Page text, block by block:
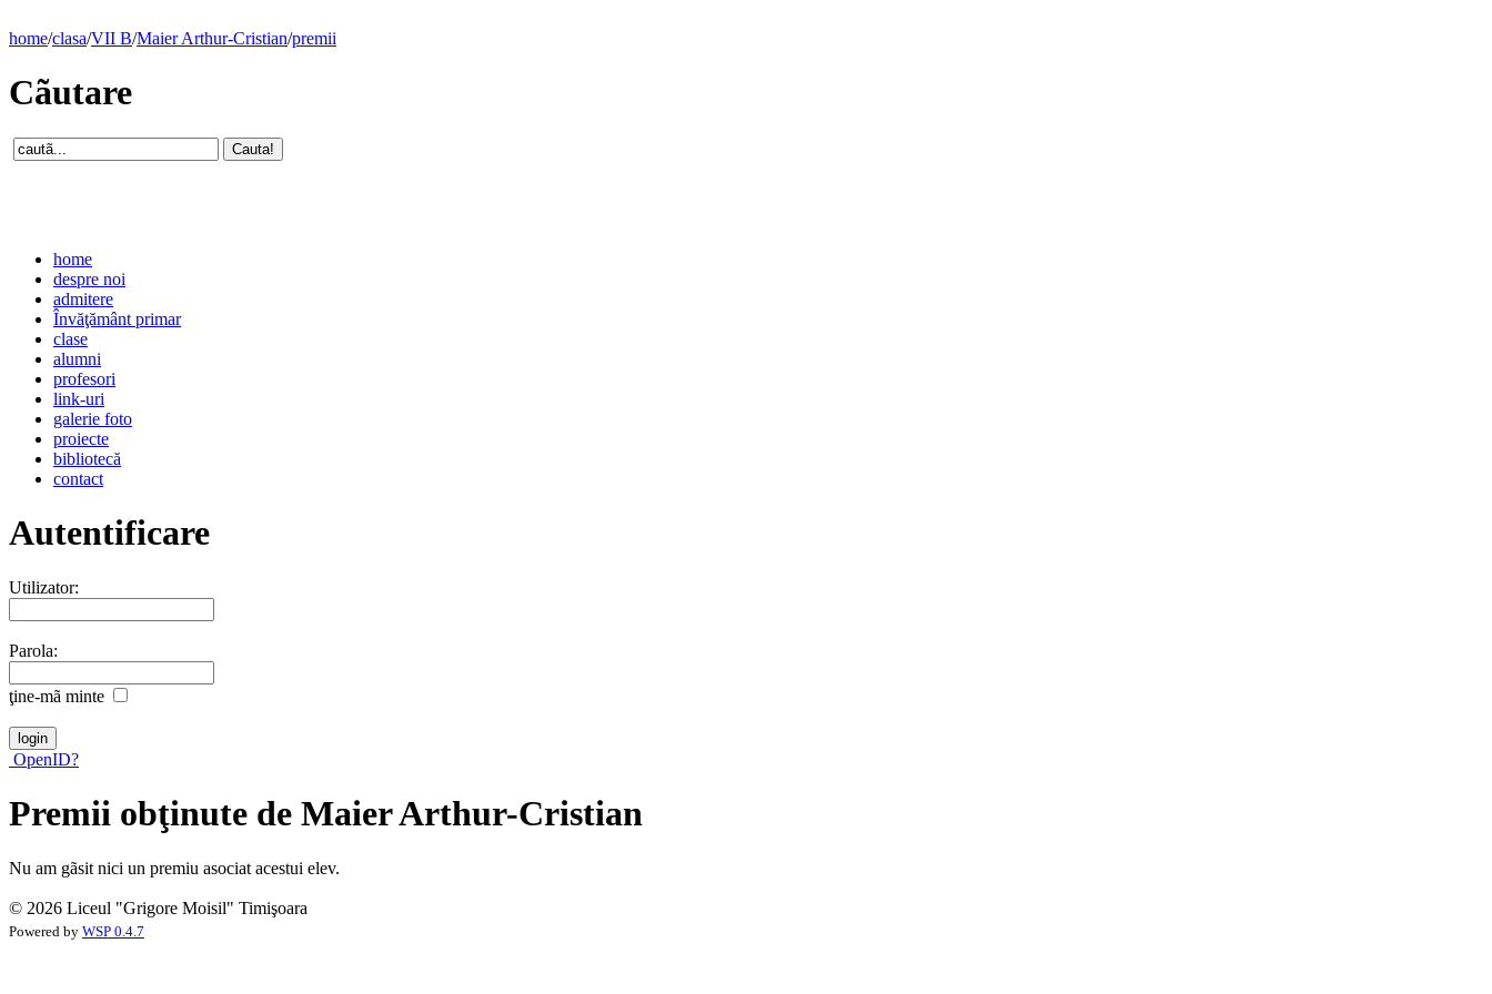
home/clasa/VII B/Maier Arthur-Cristian/premii
Cãutare
home
despre noi
admitere
Învăţământ primar
clase
alumni
profesori
link-uri
galerie foto
proiecte
bibliotecă
contact
Autentificare
Utilizator:
Parola:
ţine-mã minte
OpenID?
Premii obţinute de Maier Arthur-Cristian
Nu am gãsit nici un premiu asociat acestui elev.
© 2026 Liceul "Grigore Moisil" Timişoara
Powered by WSP 0.4.7